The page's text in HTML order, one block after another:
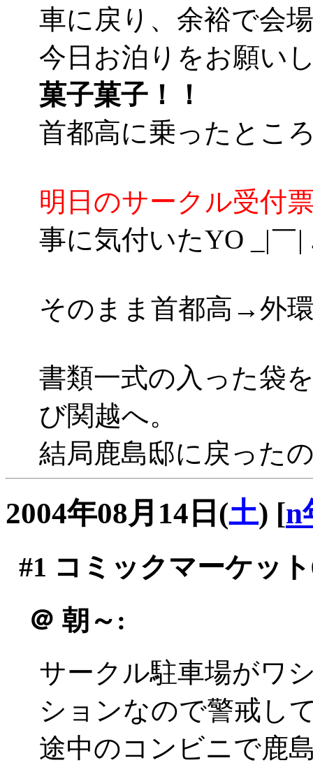
車に戻り、余裕で会
今日お泊りをお願い
菓子菓子！！
首都高に乗ったとこ
明日のサークル受付
事に気付いたYO _|￣|
そのまま首都高→外
書類一式の入った袋
び関越へ。
結局鹿島邸に戻った
2004年08月14日(土) [n
#1 コミックマーケッ
＠ 朝～:
サークル駐車場がワ
ションなので警戒し
途中のコンビニで鹿